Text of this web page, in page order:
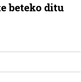
beteko ditu